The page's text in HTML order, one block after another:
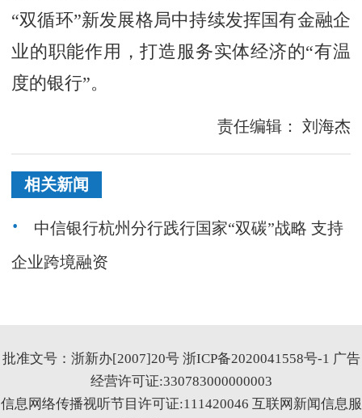
“双循环”新发展格局中持续发挥国有金融企
业的职能作用，打造服务实体经济的“有温
度的银行”。
责任编辑： 刘海杰
相关新闻
中信银行杭州分行践行国家“双碳”战略 支持
企业跨境融资
批准文号：浙新办[2007]20号 浙ICP备2020041558号-1 广告
经营许可证:330783000000003
信息网络传播视听节目许可证:111420046 互联网新闻信息服